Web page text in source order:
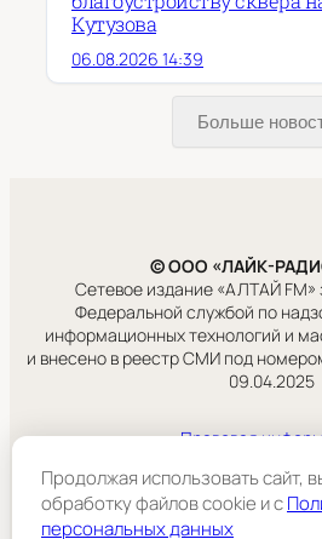
Кутузова
06.08.2026 14:39
Больше
© ООО «ЛАЙК-
Сетевое издание «АЛТАЙ FM»
Федеральной службой по
информационных технологий и
и внесено в реестр СМИ под
09.04.2025
Правовая
ООО «ЛАЙК-
Продолжая использовать сайт,
обработку файлов cookie и c
персональных данных